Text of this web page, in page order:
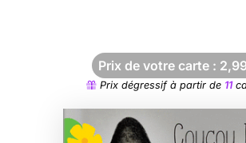
Prix de votre carte :
Prix dégressif à partir de 11